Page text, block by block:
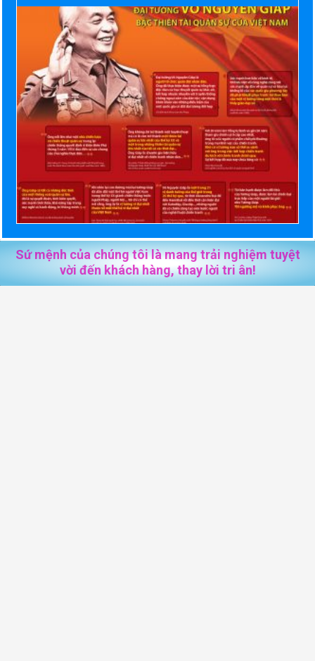
Sứ mệnh của chúng tôi là mang trải nghiệm tuyệt
vời đến khách hàng, thay lời tri ân!